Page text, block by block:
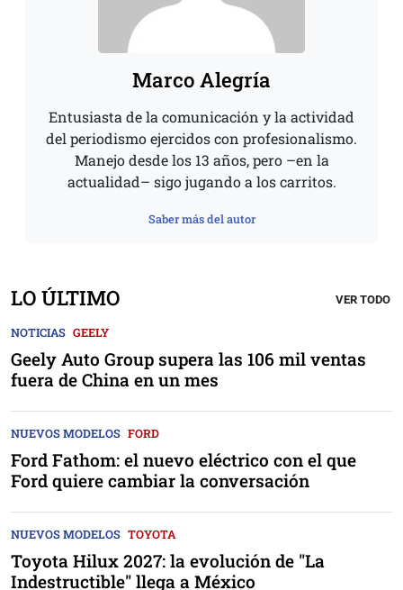
Marco Alegría
Entusiasta de la comunicación y la actividad
del periodismo ejercidos con profesionalismo.
Manejo desde los 13 años, pero –en la
actualidad– sigo jugando a los carritos.
Saber más del autor
LO ÚLTIMO VER TODO
NOTICIAS GEELY
Geely Auto Group supera las 106 mil ventas
fuera de China en un mes
NUEVOS MODELOS FORD
Ford Fathom: el nuevo eléctrico con el que
Ford quiere cambiar la conversación
NUEVOS MODELOS TOYOTA
Toyota Hilux 2027: la evolución de "La
Indestructible" llega a México